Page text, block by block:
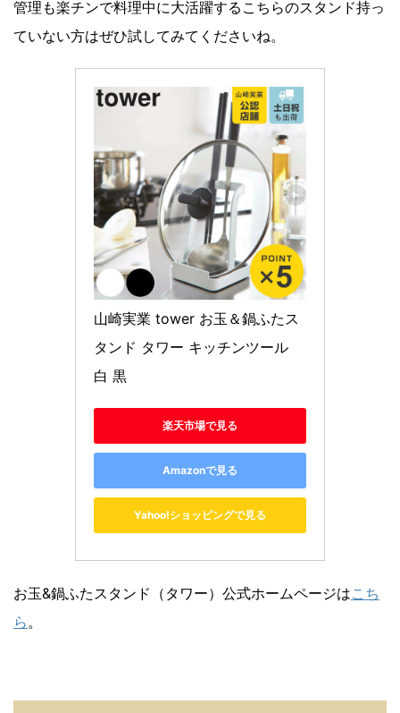
管理も楽チンで料理中に大活躍するこちらのスタンド持っ
ていない方はぜひ試してみてくださいね。
山崎実業 tower お玉＆鍋ふたス
タンド タワー キッチンツール
白 黒
楽天市場で見る
Amazonで見る
Yahoo!ショッピングで見る
お玉&鍋ふたスタンド（タワー）公式ホームページはこち
ら 。